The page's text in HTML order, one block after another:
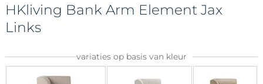
HKliving Bank Arm Element Jax
Links
variaties op basis van kleur